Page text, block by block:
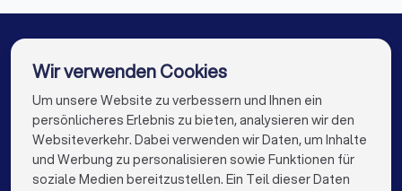
Possibilities.
Coaches in München
Coaches in Frankfurt am Main
Coaches in Stuttgart
Coaches in Düsseldorf
Coaches in Dortmund
Coaches in Essen
Coaches in Bremen
Die besten Coaches für Sie
info@trustlocal.de
Wir verwenden Cookies
Um unsere Website zu verbessern und Ihnen ein
persönlicheres Erlebnis zu bieten, analysieren wir den
Websiteverkehr. Dabei verwenden wir Daten, um Inhalte
und Werbung zu personalisieren sowie Funktionen für
soziale Medien bereitzustellen. Ein Teil dieser Daten